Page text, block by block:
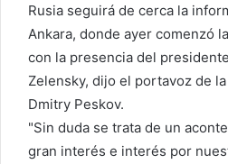
Rusia seguirá de cerca la
Ankara, donde ayer comenzó
con la presencia del
Zelensky, dijo el portavoz de
Dmitry Peskov.
"Sin duda se trata de un
gran interés e interés por